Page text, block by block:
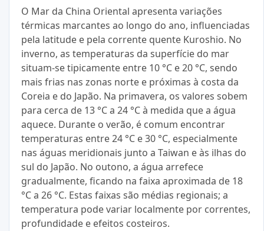
O Mar da China Oriental apresenta variações
térmicas marcantes ao longo do ano, influenciadas
pela latitude e pela corrente quente Kuroshio. No
inverno, as temperaturas da superfície do mar
situam-se tipicamente entre 10 °C e 20 °C, sendo
mais frias nas zonas norte e próximas à costa da
Coreia e do Japão. Na primavera, os valores sobem
para cerca de 13 °C a 24 °C à medida que a água
aquece. Durante o verão, é comum encontrar
temperaturas entre 24 °C e 30 °C, especialmente
nas águas meridionais junto a Taiwan e às ilhas do
sul do Japão. No outono, a água arrefece
gradualmente, ficando na faixa aproximada de 18
°C a 26 °C. Estas faixas são médias regionais; a
temperatura pode variar localmente por correntes,
profundidade e efeitos costeiros.